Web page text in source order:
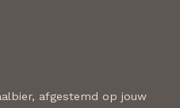
afgestemd op jouw